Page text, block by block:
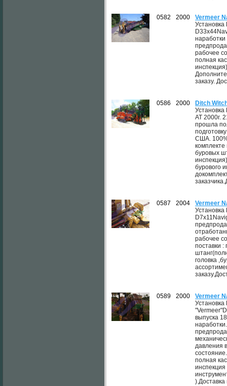
0582 2000
Vermeer
рабочее
полная
заказу.
0586 2000
Ditch
AT 2000г.
прошла
США.
комплекте
буровых
бурового
0587 2004
Vermeer
рабочее
поставки :
головка
0589 2000
Vermeer
выпуска
давления
полная
инспекция
).Доставка